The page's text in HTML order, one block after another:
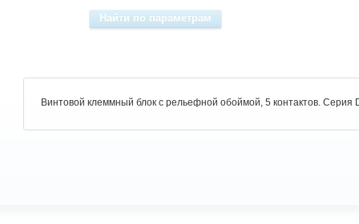
Винтовой клеммный блок c рельефной обоймой, 5 контактов. Серия